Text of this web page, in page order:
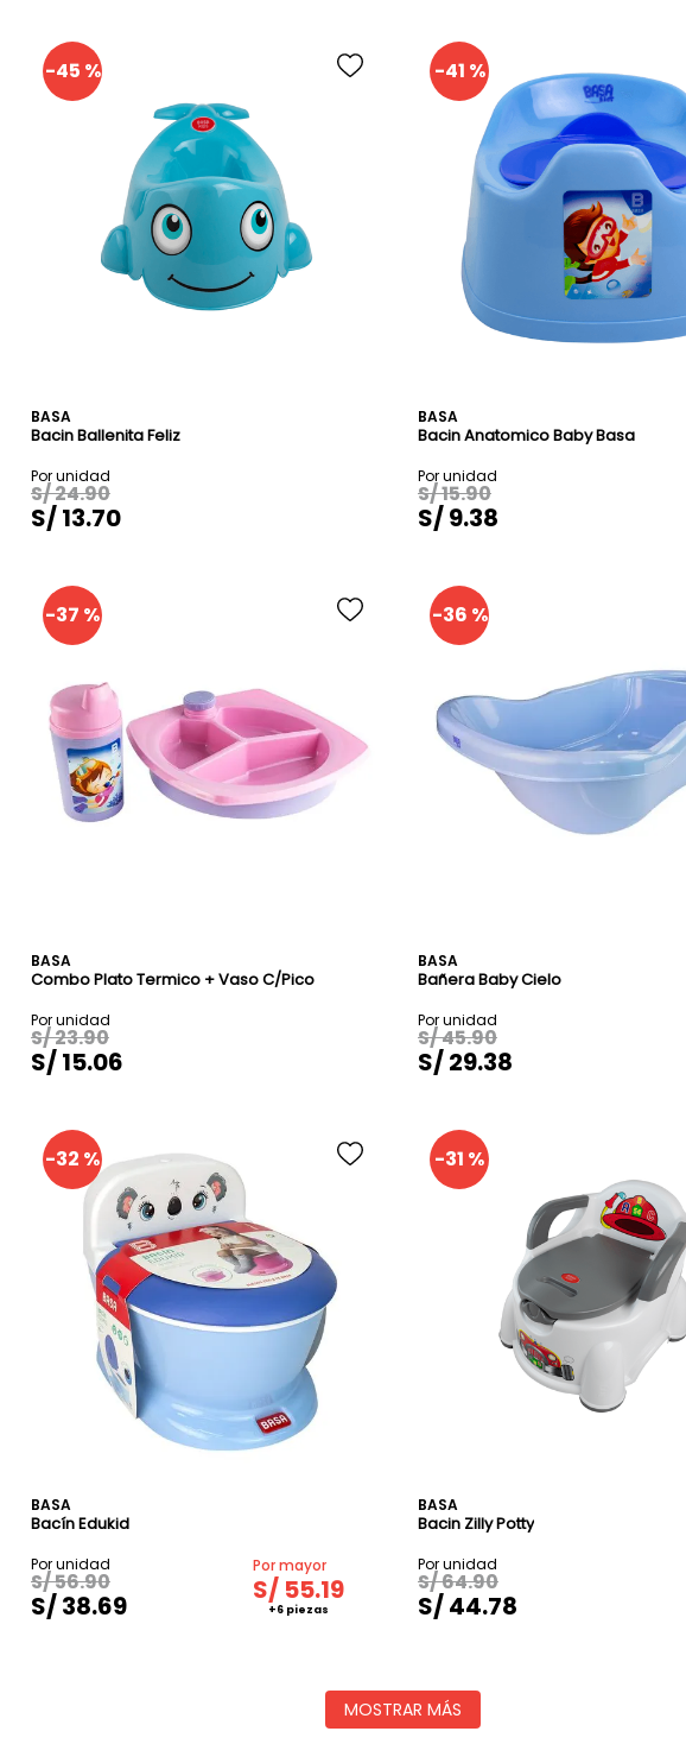
TERMOS
SET DE ALIMENTACION
SILLAS DE COMER
Verde Claro
Verde agua
Rosado C/ Fucsia
Blanco C/ Verde Jade
Amarillo C/ Rojo
Azul C/ Celeste
Blanco C/ Rosado
Celeste
Celeste C/ Azul
Rosado
Rosado C/ Blanco
Rosado C/ Lila
Turquesa C/ Blanco
Verde
-45 %
BASA
Bacin Ballenita Feliz
S/24.90
S/13.70
-41 %
BASA
Bacin Anatomico Baby Basa
S/15.90
S/9.38
-37 %
BASA
Combo Plato Termico + Vaso C/Pico
S/23.90
S/15.06
-36 %
BASA
Bañera Baby Cielo
S/45.90
S/29.38
-32 %
BASA
Bacín Edukid
S/56.90
S/38.69 S/ 55.19
-31 %
BASA
Bacin Zilly Potty
S/64.90
S/44.78
MOSTRAR MÁS